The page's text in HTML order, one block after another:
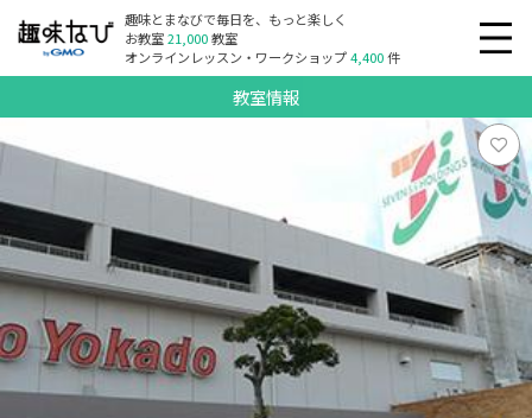
趣味とまなびで毎日を、もっと楽しく
お教室21,000教室
オンラインレッスン・ワークショップ4,400件
教室情報